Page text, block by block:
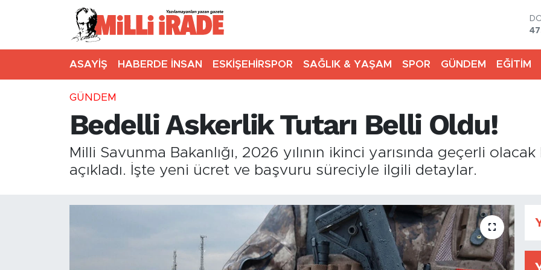
ASAYİŞ HABERDE İNSAN ESKİŞEHİRSPOR SAĞLIK & YAŞAM SPOR GÜNDEM EĞİTİM
GÜNDEM
Bedelli Askerlik Tutarı Belli Oldu!
Milli Savunma Bakanlığı, 2026 yılının ikinci yarısında geçerli
açıkladı. İşte yeni ücret ve başvuru süreciyle ilgili detaylar.